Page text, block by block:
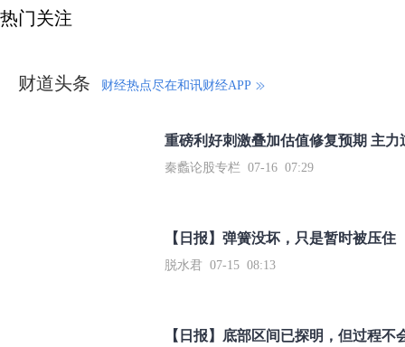
热门关注
财道头条 财经热点尽在和讯财经APP
秦蠡论股专栏 07-16 07:29
【日报】弹簧没坏，只是暂时被压住
脱水君 07-15 08:13
【日报】底部区间已探明，但过程不